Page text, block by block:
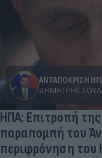
ΑΝΤΑΠΟΚΡΙΣΗ
ΔΗΜΉΤΡΗΣ
ΗΠΑ: Επιτροπή
παραπομπή του
περιφρόνηση του